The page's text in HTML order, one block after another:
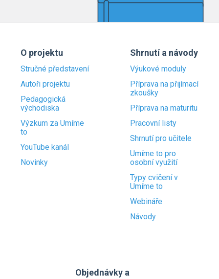
O projektu
Stručné představení
Autoři projektu
Pedagogická
východiska
Výzkum za Umíme
to
YouTube kanál
Novinky
Shrnutí a návody
Výukové moduly
Příprava na přijímací
zkoušky
Příprava na maturitu
Pracovní listy
Shrnutí pro učitele
Umíme to pro
osobní využití
Typy cvičení v
Umíme to
Webináře
Návody
Objednávky a